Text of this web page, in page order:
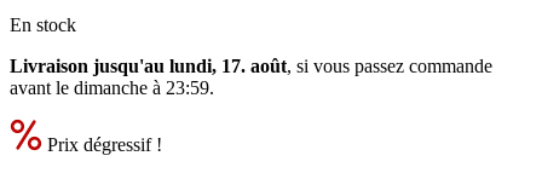
En stock
Livraison jusqu'au lundi, 17. août, si vous passez commande
avant le dimanche à 23:59.
Prix dégressif !